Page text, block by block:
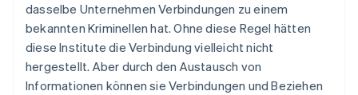
dasselbe Unternehmen Verbindungen zu einem
bekannten Kriminellen hat. Ohne diese Regel hätten
diese Institute die Verbindung vielleicht nicht
hergestellt. Aber durch den Austausch von
Informationen können sie Verbindungen und Beziehen